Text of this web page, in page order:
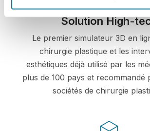
Solution High-
Le premier simulateur 3D en
chirurgie plastique et les
esthétiques déjà utilisé par les
plus de 100 pays et recommandé
sociétés de chirurgie